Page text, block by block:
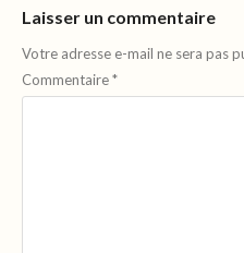
Laisser un commentaire
Votre adresse e-mail ne sera pas
Commentaire*